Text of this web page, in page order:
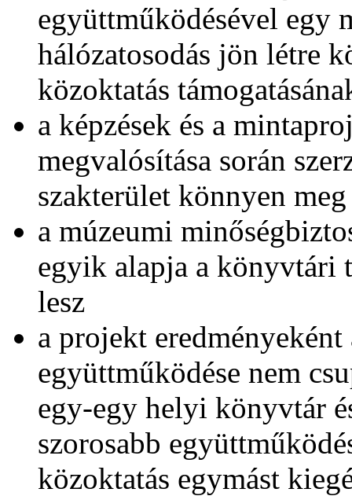
együttműködésével egy
hálózatosodás jön létre
közoktatás
a képzések és a
megvalósítása során
szakterület könnyen
a múzeumi
egyik alapja a könyvtári
lesz
a projekt
együttműködése nem
egy-egy helyi könyvtár
szorosabb
közoktatás egymást